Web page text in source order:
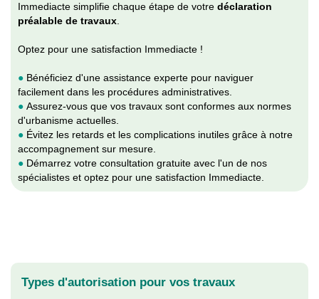
Immediacte simplifie chaque étape de votre déclaration
préalable de travaux
Optez pour une satisfaction Immediacte !
● Bénéficiez d'une assistance experte pour naviguer
facilement dans les procédures administratives.
● Assurez-vous que vos travaux sont conformes aux normes
d'urbanisme actuelles.
● Évitez les retards et les complications inutiles grâce à notre
accompagnement sur mesure.
● Démarrez votre consultation gratuite avec l'un de nos
spécialistes et optez pour une satisfaction Immediacte.
Types d'autorisation pour vos travaux